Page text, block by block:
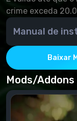
crime exceda
Manual de
Por meio do
conteúdo do
Baixar
Mods/